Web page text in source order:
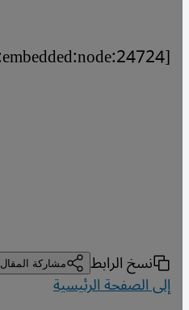
[embed:render:embedded:node:24724]
نسخ الرابط مشاركة المقال
إلى الصفحة الرئيسية